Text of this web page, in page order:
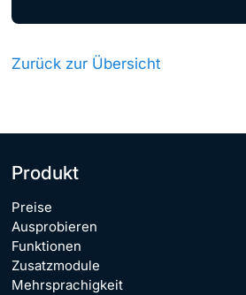
Zurück zur Übersicht
Produkt
Preise
Ausprobieren
Funktionen
Zusatzmodule
Mehrsprachigkeit